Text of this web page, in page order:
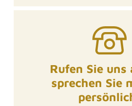
Rufen Sie uns
sprechen Sie